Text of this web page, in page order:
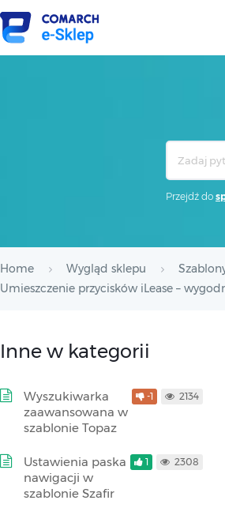
Przejdź do
Home Wygląd sklepu
Umieszczenie przycisków iLease –
Inne w kategorii
Wyszukiwarka
zaawansowana w
szablonie Topaz
-1 2134
Ustawienia paska
nawigacji w
szablonie Szafir
1 2308